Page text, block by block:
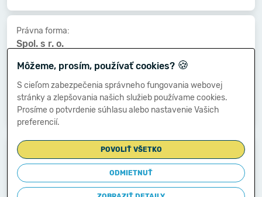
Právna forma:
Spol. s r. o.
Kat. veľkosti:
Druh vlastníctva:
Zahraničné
Dátum vzniku:
01.08.1992
Dátum zániku:
-
Môžeme, prosím, používať cookies? 🍪
S cieľom zabezpečenia správneho fungovania webovej
stránky a zlepšovania našich služieb používame cookies.
Prosíme o potvrdenie súhlasu alebo nastavenie Vašich
preferencií.
POVOLIŤ VŠETKO
ODMIETNUŤ